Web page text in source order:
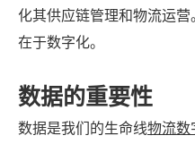
化其供应链管理和物流运
在于数字化。
数据的重要性
数据是我们的生命线物流数